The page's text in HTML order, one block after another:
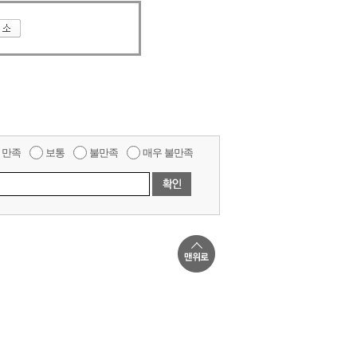
만족 보통 불만족 매우 불만족